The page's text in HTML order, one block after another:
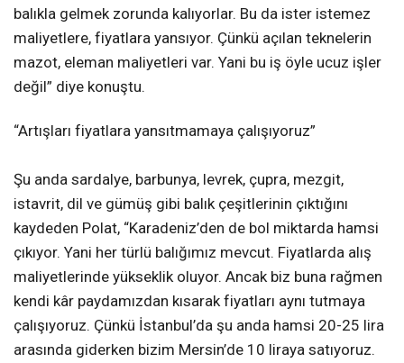
balıkla gelmek zorunda kalıyorlar. Bu da ister istemez
maliyetlere, fiyatlara yansıyor. Çünkü açılan teknelerin
mazot, eleman maliyetleri var. Yani bu iş öyle ucuz işler
değil” diye konuştu.
“Artışları fiyatlara yansıtmamaya çalışıyoruz”
Şu anda sardalye, barbunya, levrek, çupra, mezgit,
istavrit, dil ve gümüş gibi balık çeşitlerinin çıktığını
kaydeden Polat, “Karadeniz’den de bol miktarda hamsi
çıkıyor. Yani her türlü balığımız mevcut. Fiyatlarda alış
maliyetlerinde yükseklik oluyor. Ancak biz buna rağmen
kendi kâr paydamızdan kısarak fiyatları aynı tutmaya
çalışıyoruz. Çünkü İstanbul’da şu anda hamsi 20-25 lira
arasında giderken bizim Mersin’de 10 liraya satıyoruz.